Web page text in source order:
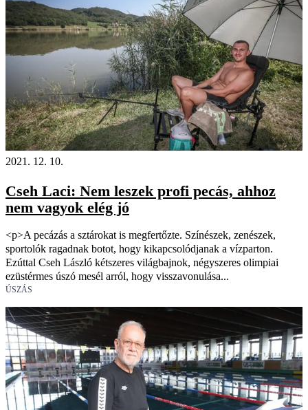
2021. 12. 10.
Cseh Laci: Nem leszek profi pecás, ahhoz
nem vagyok elég jó
<p>A pecázás a sztárokat is megfertőzte. Színészek, zenészek,
sportolók ragadnak botot, hogy kikapcsolódjanak a vízparton.
Ezúttal Cseh László kétszeres világbajnok, négyszeres olimpiai
ezüstérmes úszó mesél arról, hogy visszavonulása...
ÚSZÁS